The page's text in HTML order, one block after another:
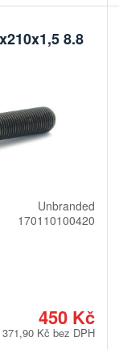
8.8
Unbranded
170110100420
450 Kč
371,90 Kč bez DPH